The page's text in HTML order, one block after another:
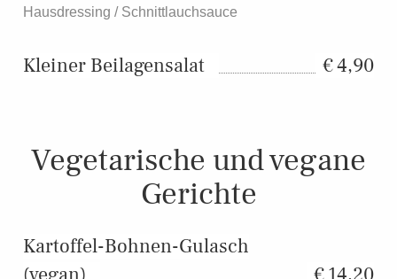
Hausdressing / Schnittlauchsauce
Kleiner Beilagensalat 4,90
Vegetarische und vegane
Gerichte
Kartoffel-Bohnen-Gulasch